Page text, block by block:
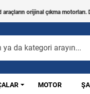
orijinal çıkma motorları.
MOTOR